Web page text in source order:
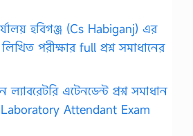
হবিগঞ্জ (Cs Habiganj) এর
লিখিত পরীক্ষার full প্রশ্ন সমাধানের
এটেনডেন্ট প্রশ্ন সমাধান
Attendant Exam